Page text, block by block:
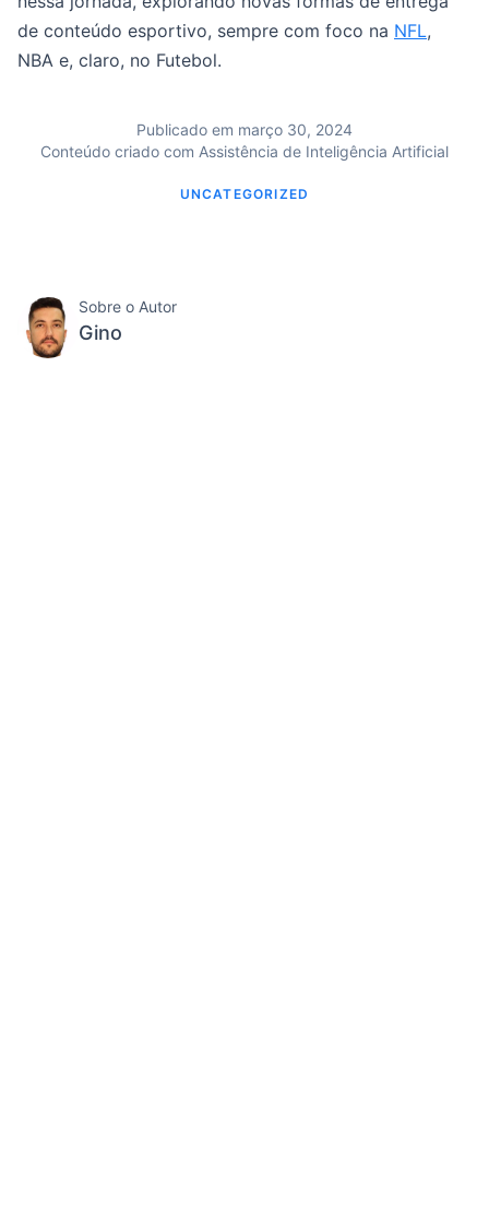
de conteúdo esportivo, sempre com foco na NFL,
NBA e, claro, no Futebol.
Publicado em março 30, 2024
Conteúdo criado com Assistência de Inteligência Artificial
UNCATEGORIZED
Sobre o Autor
Gino